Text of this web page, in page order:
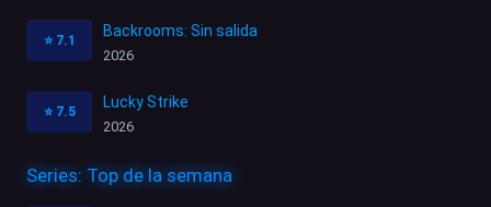
⭐ 7.1
Backrooms: Sin salida
2026
⭐ 7.5
Lucky Strike
2026
Series: Top de la semana